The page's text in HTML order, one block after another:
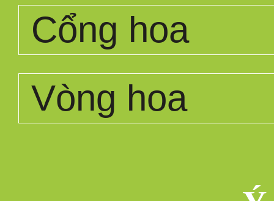
Cổng hoa
Vòng hoa